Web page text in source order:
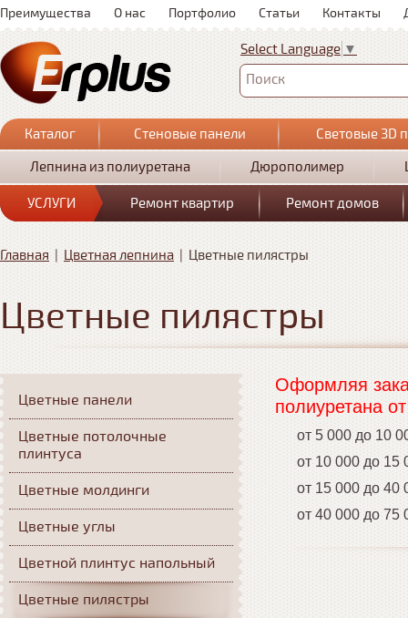
Преимущества О нас Портфолио Статьи Контакты
Select Language ▼
Поиск
Каталог Стеновые панели
Световые 3D
Лепнина из полиуретана
Дюрополимер
УСЛУГИ Ремонт квартир Ремонт домов
Главная | Цветная лепнина | Цветные пилястры
Цветные пилястры
Оформляя
полиуретана
от 5 000 до 10
от 10 000 до 15
от 15 000 до 40
от 40 000 до 75
Цветные панели
Цветные потолочные
плинтуса
Цветные молдинги
Цветные углы
Цветной плинтус напольный
Цветные пилястры